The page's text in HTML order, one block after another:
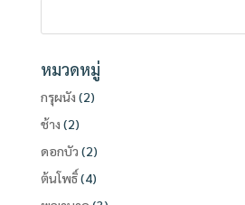
หมวดหมู่
กรุผนัง (2)
ช้าง (2)
ดอกบัว (2)
ต้นโพธิ์(4)